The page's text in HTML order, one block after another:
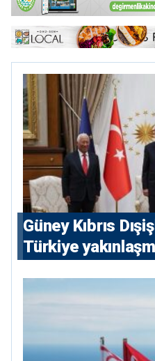
Güney Kıbrıs
Türkiye